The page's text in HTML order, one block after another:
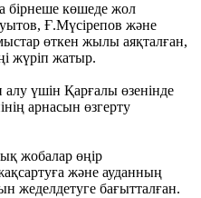
бірнеше көшеде жол
Ғ.Мүсірепов және
өткен жылы аяқталған,
жүріп жатыр.
үшін Қарғалы өзенінде
арнасын өзгерту
жобалар өңір
және ауданның
жеделдетуге бағытталған.